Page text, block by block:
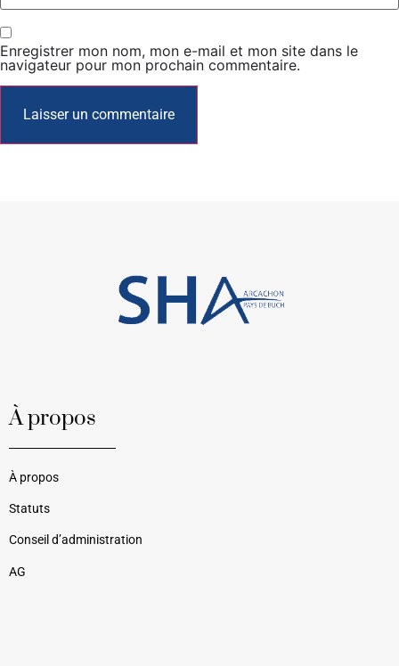
Enregistrer mon nom, mon e-mail et mon site dans le
navigateur pour mon prochain commentaire.
À propos
À propos
Statuts
Conseil d’administration
AG